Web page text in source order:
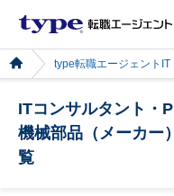
type転職エージェントIT
ITコンサルタント・
機械部品（メーカー
覧